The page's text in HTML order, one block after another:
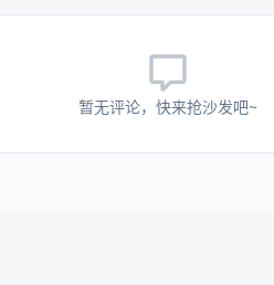
暂无评论，快来抢沙发吧~